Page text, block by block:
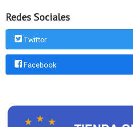
Redes Sociales
Twitter
Facebook